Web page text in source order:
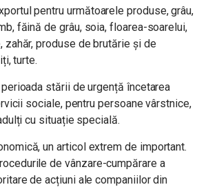
pentru următoarele produse, grâu,
făină de grâu, soia, floarea-soarelui,
zahăr, produse de brutărie și de
turte.
stării de urgență încetarea
sociale, pentru persoane vârstnice,
cu situație specială.
un articol extrem de important.
de vânzare-cumpărare a
de acțiuni ale companiilor din